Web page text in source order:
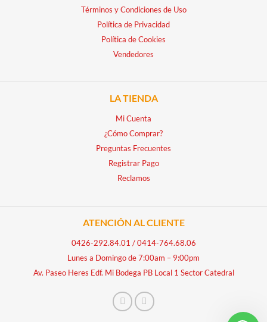
Términos y Condiciones de Uso
Política de Privacidad
Política de Cookies
Vendedores
LA TIENDA
Mi Cuenta
¿Cómo Comprar?
Preguntas Frecuentes
Registrar Pago
Reclamos
ATENCIÓN AL CLIENTE
0426-292.84.01 /0414-764.68.06
Lunes a Domingo de 7:00am – 9:00pm
Av. Paseo Heres Edf. Mi Bodega PB Local 1 Sector Catedral